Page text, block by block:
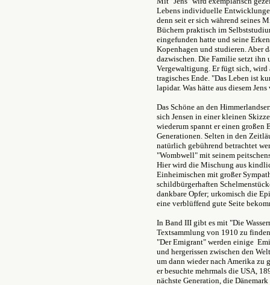
Lebens individuelle
denn seit er sich während seines
Büchern praktisch im
eingefunden hatte und seine
Kopenhagen und studieren. Aber
dazwischen. Die Familie setzt ihn
Vergewaltigung. Er fügt sich,
tragisches Ende. "Das Leben ist
lapidar. Was hätte aus diesem
Das Schöne an den
sich Jensen in einer kleinen
wiederum spannt er einen großen
Generationen. Selten in den
natürlich gebührend betrachtet
"Wombwell" mit seinem
Hier wird die Mischung aus
Einheimischen mit großer
schildbürgerhaften
dankbare Opfer; urkomisch die
eine verblüffend gute Seite
In Band III gibt es mit "Die
Textsammlung von 1910 zu
"Der Emigrant" werden einige
und hergerissen zwischen den
um dann wieder nach Amerika zu
er besuchte mehrmals die USA,
nächste Generation, die